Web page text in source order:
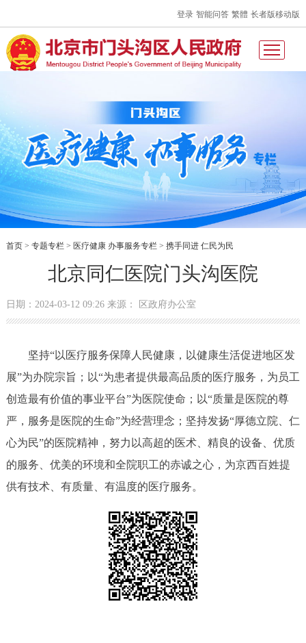
登录 智能问答 繁體 长者版移动版
首页> 专题专栏> 医疗健康 办事服务专栏> 携手同进 仁民为民
北京同仁医院门头沟医院
日期：2024-03-12 09:26 来源： 区政府办公室
坚持“以医疗服务保障人民健康，以健康生活促进地区发
展”为办院宗旨；以“为患者提供最高品质的医疗服务，为员工
创造最有价值的事业平台”为医院使命；以“质量是医院的尊
严，服务是医院的生命”为经营理念；坚持发扬“厚德立院、仁
心为民”的医院精神，努力以高超的医术、精良的设备、优质
的服务、优美的环境和全院职工的赤诚之心，为京西百姓提
供有技术、有质量、有温度的医疗服务。